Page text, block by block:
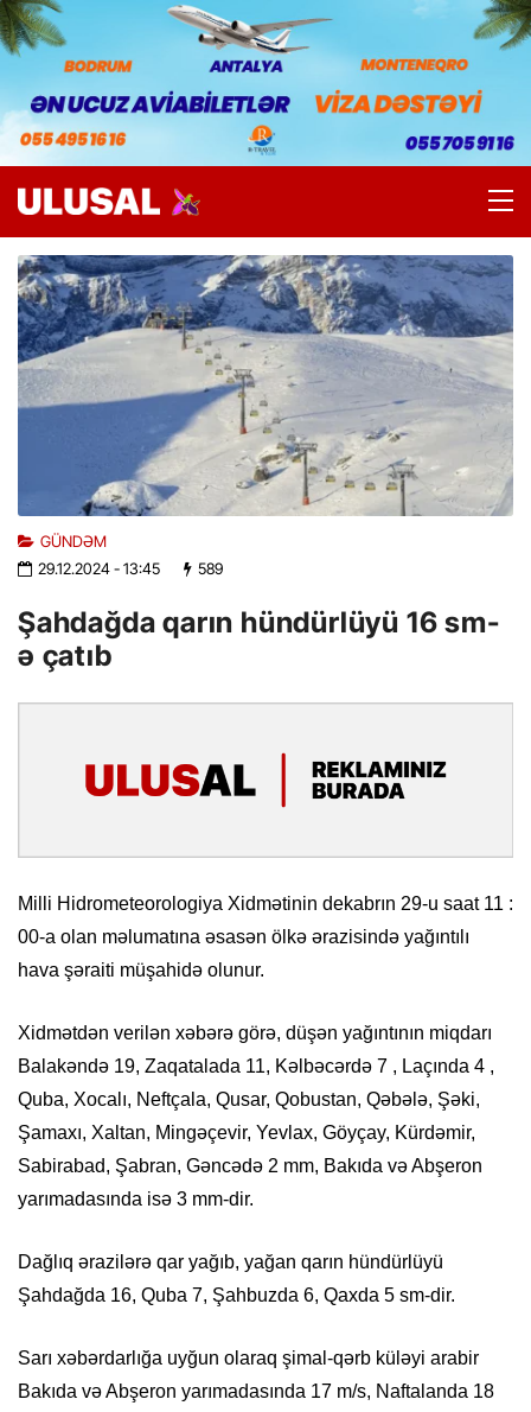
GÜNDƏM
29.12.2024- 13:45 589
Şahdağda qarın hündürlüyü 16 sm-
ə çatıb
Milli Hidrometeorologiya Xidmətinin dekabrın 29-u saat 11 :
00-a olan məlumatına əsasən ölkə ərazisində yağıntılı
hava şəraiti müşahidə olunur.
Xidmətdən verilən xəbərə görə, düşən yağıntının miqdarı
Balakəndə 19, Zaqatalada 11, Kəlbəcərdə 7 , Laçında 4 ,
Quba, Xocalı, Neftçala, Qusar, Qobustan, Qəbələ, Şəki,
Şamaxı, Xaltan, Mingəçevir, Yevlax, Göyçay, Kürdəmir,
Sabirabad, Şabran, Gəncədə 2 mm, Bakıda və Abşeron
yarımadasında isə 3 mm-dir.
Dağlıq ərazilərə qar yağıb, yağan qarın hündürlüyü
Şahdağda 16, Quba 7, Şahbuzda 6, Qaxda 5 sm-dir.
Sarı xəbərdarlığa uyğun olaraq şimal-qərb küləyi arabir
Bakıda və Abşeron yarımadasında 17 m/s, Naftalanda 18